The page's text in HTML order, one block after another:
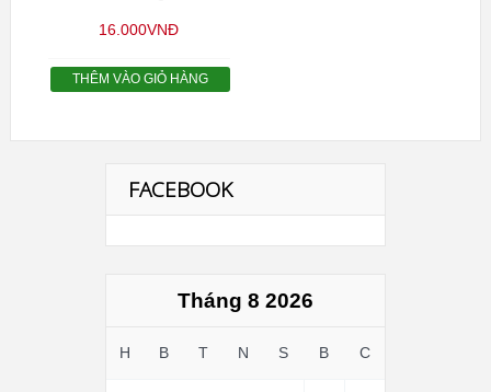
16.000VNĐ
THÊM VÀO GIỎ HÀNG
FACEBOOK
Tháng 8 2026
H B T N S B C